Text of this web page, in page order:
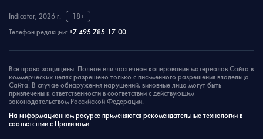
Indicator, 2026 г.
18+
Телефон редакции: +7 495 785-17-00
Все права защищены. Полное или частичное копирование материалов Сайта в
коммерческих целях разрешено только с письменного разрешения владельца
Сайта. В случае обнаружения нарушений, виновные лица могут быть
привлечены к ответственности в соответствии с действующим
законодательством Российской Федерации.
На информационном ресурсе применяются рекомендательные технологии в
соответствии с Правилами